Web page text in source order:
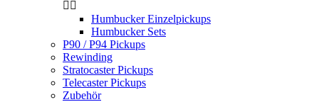
 
Humbucker Einzelpickups
Humbucker Sets
P90 / P94 Pickups
Rewinding
Stratocaster Pickups
Telecaster Pickups
Zubehör